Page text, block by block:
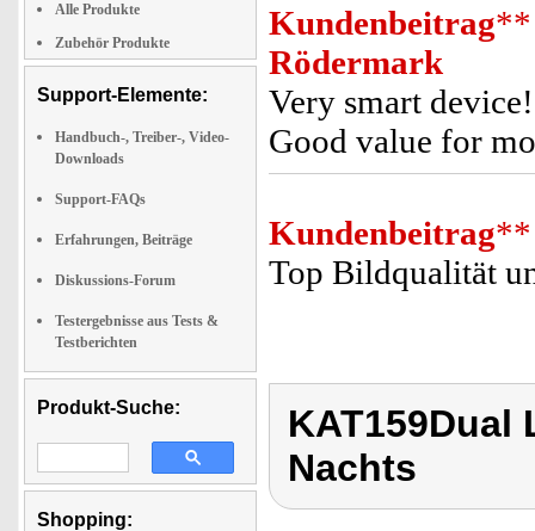
Alle Produkte
Zubehör Produkte
Support-Elemente:
Handbuch-, Treiber-, Video-
Downloads
Support-FAQs
Erfahrungen, Beiträge
Diskussions-Forum
Testergebnisse aus Tests &
Testberichten
Produkt-Suche:
Shopping:
Kundenbeitrag**
Rödermark
Very smart
Good value for
Kundenbeitrag**
Top Bildqualität
KAT159Dual
Nachts